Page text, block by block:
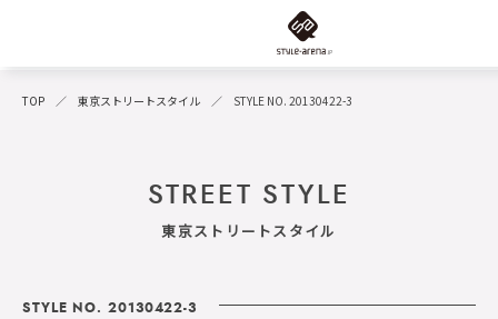
TOP 東京ストリートスタイル STYLE NO. 20130422-3
STREET STYLE
東京ストリートスタイル
STYLE NO. 20130422-3